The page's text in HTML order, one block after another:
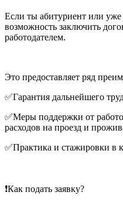
Если ты абитуриент или уже
возможность заключить
работодателем.
Это предоставляет ряд
✅Гарантия дальнейшего
✅Меры поддержки от
расходов на проезд и
✅Практика и стажировки в
❗Как подать заявку?